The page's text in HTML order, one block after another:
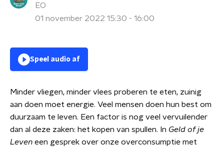
EO
01 november 2022 15:30 - 16:00
Speel audio af
Minder vliegen, minder vlees proberen te eten, zuinig
aan doen moet energie. Veel mensen doen hun best om
duurzaam te leven. Een factor is nog veel vervuilender
dan al deze zaken: het kopen van spullen. In Geld of je
Leven een gesprek over onze overconsumptie met